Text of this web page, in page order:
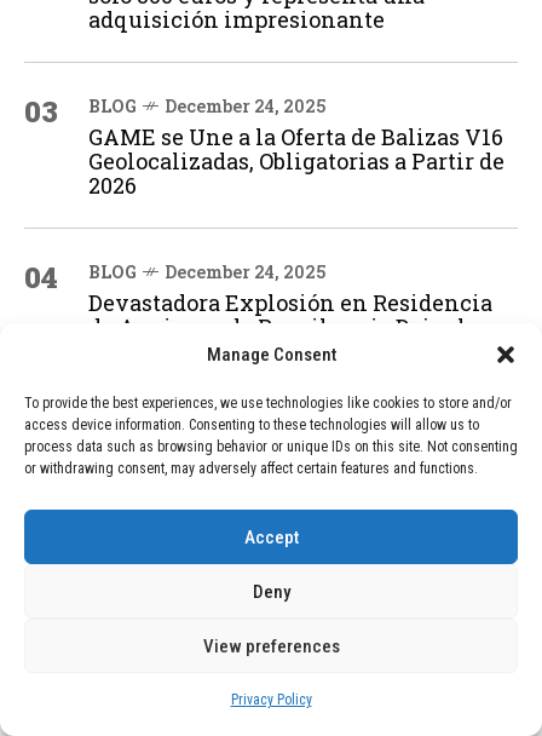
Manage Consent
To provide the best experiences, we use technologies like cookies to store and/or
access device information. Consenting to these technologies will allow us to
process data such as browsing behavior or unique IDs on this site. Not consenting
or withdrawing consent, may adversely affect certain features and functions.
Accept
Deny
View preferences
Privacy Policy
adquisición impresionante
03 BLOG December 24, 2025
GAME se Une a la Oferta de Balizas V16
Geolocalizadas, Obligatorias a Partir de
2026
04 BLOG December 24, 2025
Devastadora Explosión en Residencia
de Ancianos de Pensilvania Deja al
Menos Dos Víctimas Fatales
ADVERTISEMENT